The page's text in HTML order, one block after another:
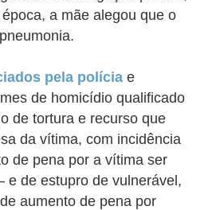
a mãe alegou que o
pela polícia e
de homicídio qualificado
de tortura e recurso que
da vítima, com incidência
de pena por a vítima ser
de estupro de vulnerável,
aumento de pena por